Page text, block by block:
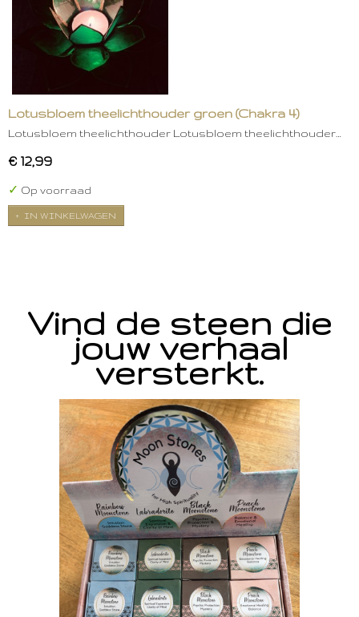
Lotusbloem theelichthouder groen (Chakra 4)
Lotusbloem theelichthouder Lotusbloem theelichthouder…
€ 12,99
✓ Op voorraad
IN WINKELWAGEN
Vind de steen die
jouw verhaal
versterkt.